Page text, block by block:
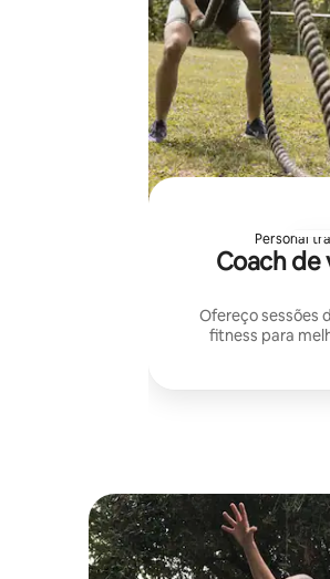
Personal
Coach de
Ofereço sessões
fitness para